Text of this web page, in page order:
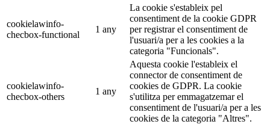
cookielawinfo-
checbox-functional
1 any
La cookie s'estableix pel
consentiment de la cookie GDPR
per registrar el consentiment de
l'usuari/a per a les cookies a la
categoria "Funcionals".
cookielawinfo-
checbox-others
1 any
Aquesta cookie l'estableix el
connector de consentiment de
cookies de GDPR. La cookie
s'utilitza per emmagatzemar el
consentiment de l'usuari/a per a les
cookies de la categoria "Altres".